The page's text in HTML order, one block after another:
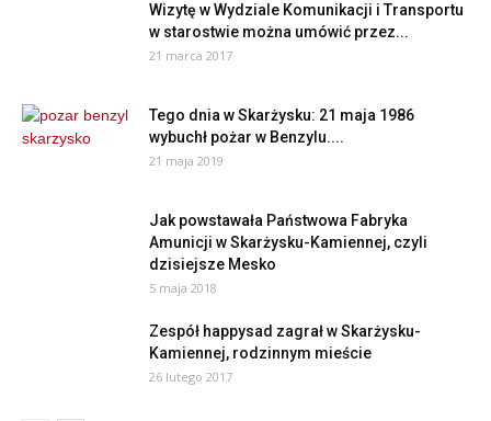
Wizytę w Wydziale Komunikacji i Transportu
w starostwie można umówić przez...
21 marca 2017
Tego dnia w Skarżysku: 21 maja 1986
wybuchł pożar w Benzylu....
21 maja 2019
Jak powstawała Państwowa Fabryka
Amunicji w Skarżysku-Kamiennej, czyli
dzisiejsze Mesko
5 maja 2018
Zespół happysad zagrał w Skarżysku-
Kamiennej, rodzinnym mieście
26 lutego 2017